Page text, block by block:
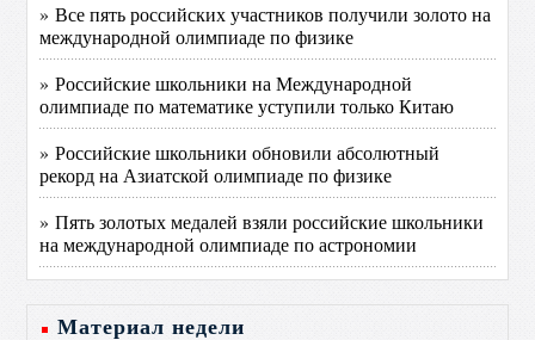
» Все пять российских участников получили золото на
международной олимпиаде по физике
» Российские школьники на Международной
олимпиаде по математике уступили только Китаю
» Российские школьники обновили абсолютный
рекорд на Азиатской олимпиаде по физике
» Пять золотых медалей взяли российские школьники
на международной олимпиаде по астрономии
Материал недели